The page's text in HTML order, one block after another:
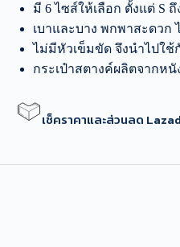
มี 6 ไซส์ให้เลือก ตั้งแต่ S
เบาและบาง พกพาสะดวก
ไม่มีหัวเข็มขัด จึงนำไปใ
กระเป๋าสตางค์ผลิตจากห
เช็คราคาและส่วนลด